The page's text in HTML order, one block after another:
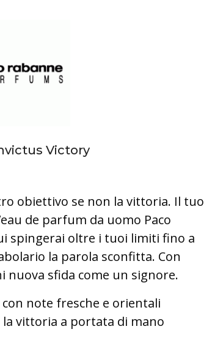
Victory
obiettivo se non la vittoria. Il tuo
de parfum da uomo Paco
spingerai oltre i tuoi limiti fino a
la parola sconfitta. Con
sfida come un signore.
note fresche e orientali
la vittoria a portata di mano